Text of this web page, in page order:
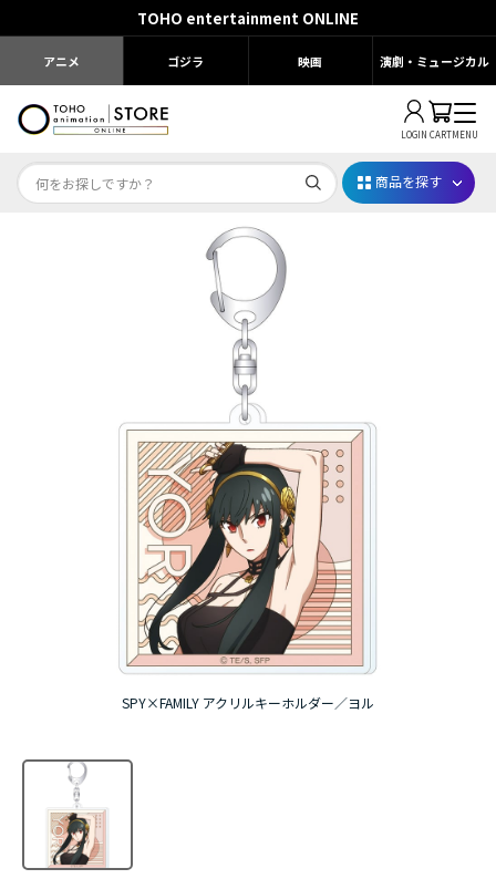
TOHO entertainment ONLINE
アニメ ゴジラ 映画 演劇・ミュージカル
LOGIN CARTMENU
Dr.STONE STONE FES.2026
薬屋のひとりごと 夏の園遊会2026
名探偵コナン
アニメ『僕のヒーローアカデミア』10周年
ハイキュー!!ジャージ＆ユニフォーム
『無職転生Ⅲ ～異世界行ったら本気だす～』
『ふつつかな悪女ではございますが ～雛宮蝶鼠と
商品を探す
SPY×FAMILY アクリルキーホルダー／ヨル